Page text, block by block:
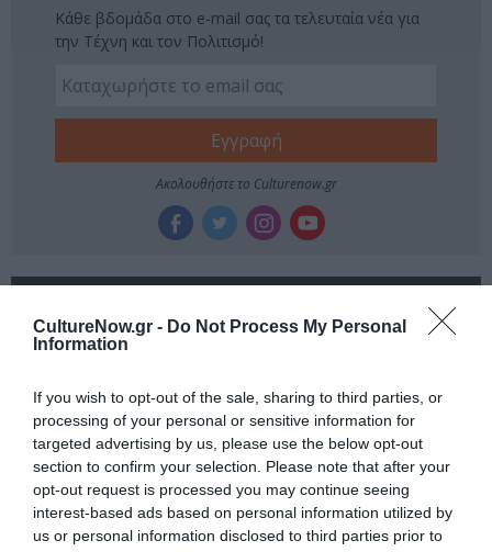
CultureNow.gr - Do Not Process My Personal
Information
If you wish to opt-out of the sale, sharing to third parties, or
processing of your personal or sensitive information for
targeted advertising by us, please use the below opt-out
section to confirm your selection. Please note that after your
opt-out request is processed you may continue seeing
interest-based ads based on personal information utilized by
us or personal information disclosed to third parties prior to
Κάθε βδομάδα στο e-mail σας τα τελευταία νέα για
την Τέχνη και τον Πολιτισμό!
Ακολουθήστε το Culturenow.gr
Η Μισέλ Φάιφερ
αποκάλυψε ότι δεν
θέλει να
Προβολές με
ελεύθερη είσοδο
στον Θερινό